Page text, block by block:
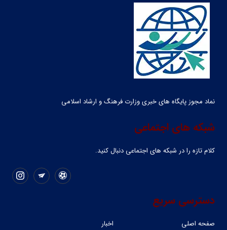
نماد مجوز پایگاه های خبری وزارت فرهنگ و ارشاد اسلامی
شبکه های اجتماعی
کلام تازه را در شبکه ‌های اجتماعی دنبال کنید.
دسترسی سریع
صفحه اصلی اخبار